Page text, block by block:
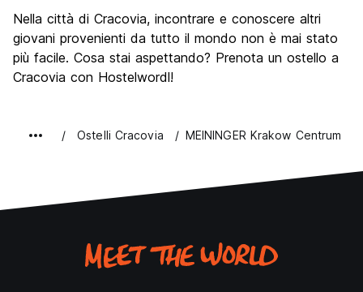
Nella città di Cracovia, incontrare e conoscere altri
giovani provenienti da tutto il mondo non è mai stato
più facile. Cosa stai aspettando? Prenota un ostello a
Cracovia con Hostelwordl!
Ostelli Cracovia MEININGER Krakow Centrum